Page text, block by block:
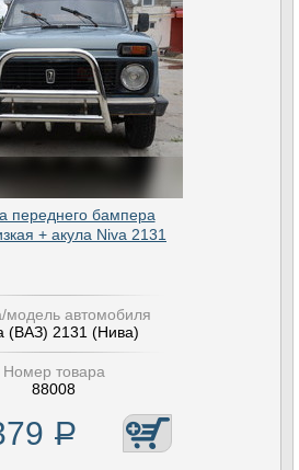
переднего бампера
+ акула Niva 2131
модель автомобиля
(ВАЗ) 2131 (Нива)
Номер товара
88008
Р